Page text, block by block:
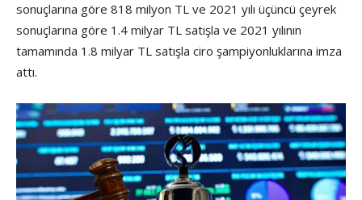
sonuçlarına göre 818 milyon TL ve 2021 yılı üçüncü çeyrek
sonuçlarına göre 1.4 milyar TL satışla ve 2021 yılının
tamamında 1.8 milyar TL satışla ciro şampiyonluklarına imza
attı.